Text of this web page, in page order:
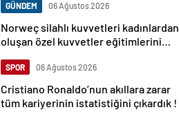
GÜNDEM 06 Ağustos 2026
Norweç silahlı kuvvetleri kadınlardan
oluşan özel kuvvetler eğitimlerini
SPOR 06 Ağustos 2026
Cristiano Ronaldo’nun akıllara zarar
tüm kariyerinin istatistiğini çıkardık !